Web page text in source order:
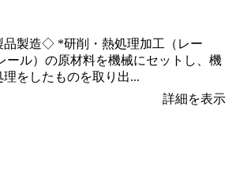
製造◇ *研削・熱処理加工（レー
ル）の原材料を機械にセットし、機
をしたものを取り出...
詳細を表示